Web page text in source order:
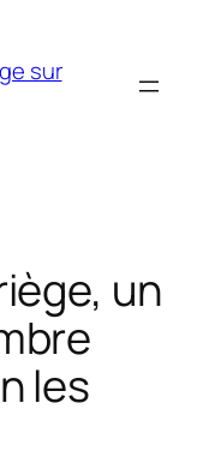
sur
un
les